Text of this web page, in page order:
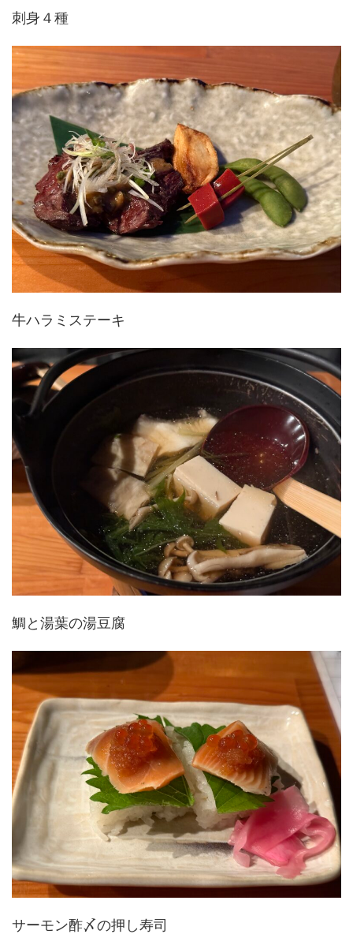
刺身４種
牛ハラミステーキ
鯛と湯葉の湯豆腐
サーモン酢〆の押し寿司